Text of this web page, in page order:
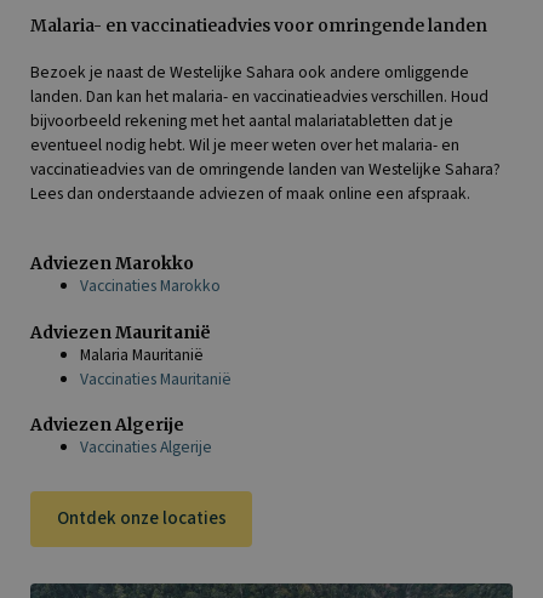
Malaria- en vaccinatieadvies voor omringende landen
Bezoek je naast de Westelijke Sahara ook andere omliggende
landen. Dan kan het malaria- en vaccinatieadvies verschillen. Houd
bijvoorbeeld rekening met het aantal malariatabletten dat je
eventueel nodig hebt. Wil je meer weten over het malaria- en
vaccinatieadvies van de omringende landen van Westelijke Sahara?
Lees dan onderstaande adviezen of maak online een afspraak.
Adviezen Marokko
Vaccinaties Marokko
Adviezen Mauritanië
Malaria Mauritanië
Vaccinaties Mauritanië
Adviezen Algerije
Vaccinaties Algerije
Ontdek onze locaties